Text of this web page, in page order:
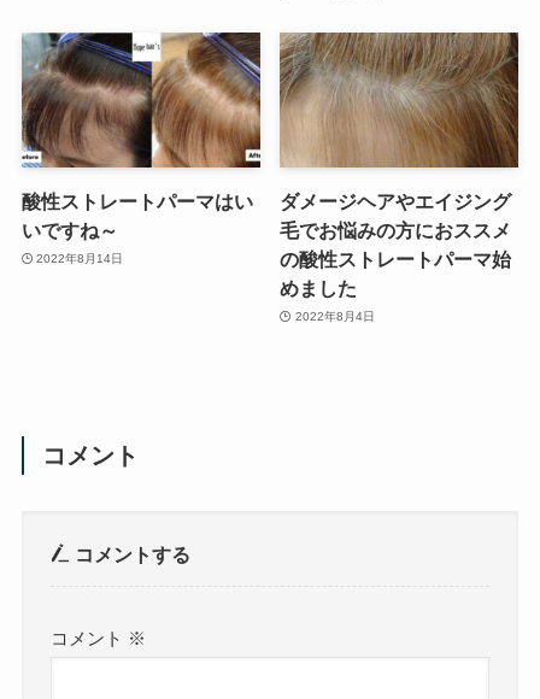
酸性ストレートパーマはい
いですね～
2022年8月14日
ダメージヘアやエイジング
毛でお悩みの方におススメ
の酸性ストレートパーマ始
めました
2022年8月4日
コメント
コメントする
コメント ※